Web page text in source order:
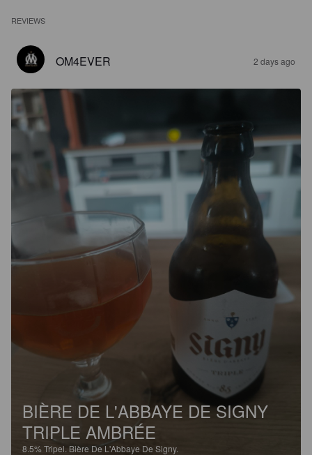
REVIEWS
OM4EVER 2 days ago
BIÈRE DE L'ABBAYE DE SIGNY
TRIPLE AMBRÉE
8.5%Tripel. Bière De L'Abbaye De Signy.